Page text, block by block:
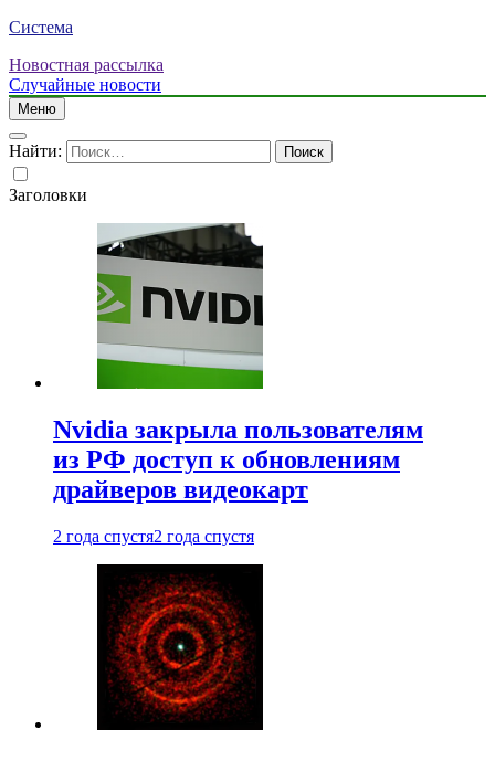
Система
Новостная рассылка
Случайные новости
Меню
Найти:
Заголовки
Nvidia закрыла пользователям
из РФ доступ к обновлениям
драйверов видеокарт
2 года спустя2 года спустя